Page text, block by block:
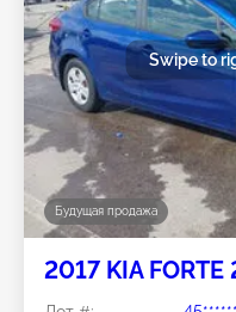
Будущая продажа
Swipe to
2017 KIA FORTE